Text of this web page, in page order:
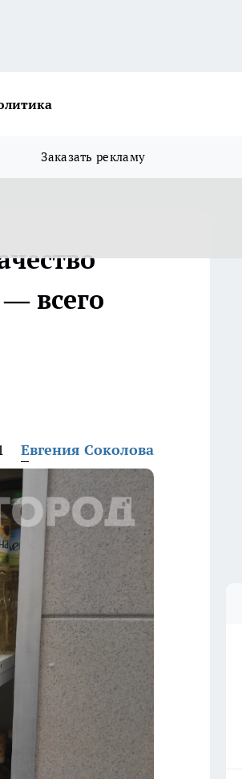
Заказать рекламу
всего
Евгения Соколова